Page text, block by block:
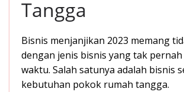
Tangga
Bisnis menjanjikan 2023 memang
dengan jenis bisnis yang tak
waktu. Salah satunya adalah bisnis
kebutuhan pokok rumah tangga.